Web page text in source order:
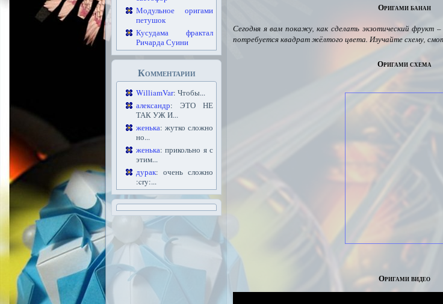
Модульное оригами
петушок
Кусудама фрактал
Ричарда Суини
Комментарии
WilliamVar: Чтобы...
александр: ЭТО НЕ
ТАК УЖ И...
женька: жутко сложно
но...
женька: прикольно я с
этим...
дурак: очень сложно
:cry:...
Оригами банан
Сегодня я вам покажу, как сделать экзотический фрукт –
потребуется квадрат жёлтого цвета. Изучайте схему,
Оригами схема
Оригами видео